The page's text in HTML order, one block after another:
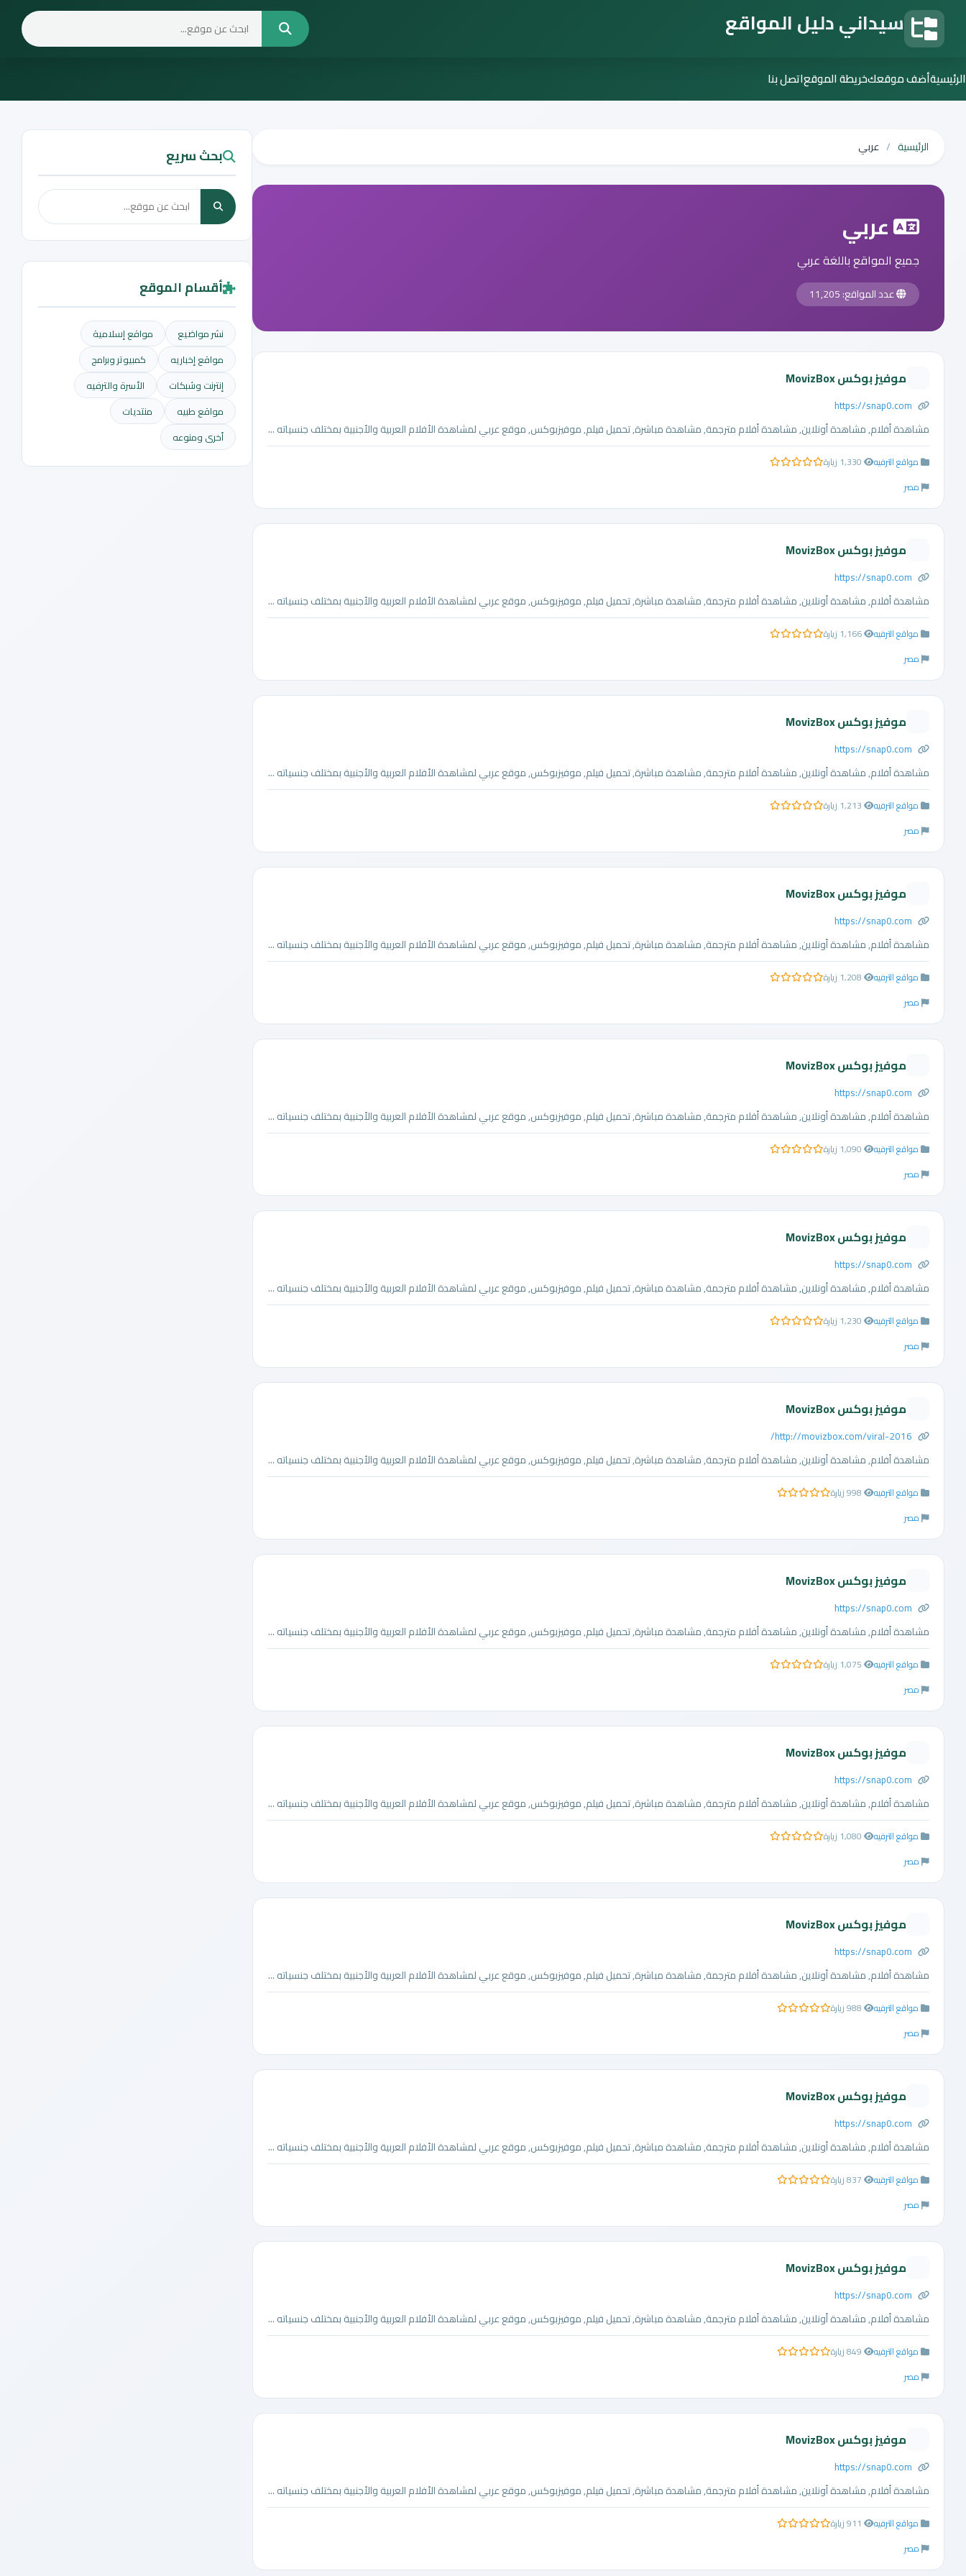
سيداني دليل المواقع
الرئيسيةأضف موقعكخريطة الموقعاتصل بنا
الرئيسية عربي
عربي
جميع المواقع باللغة عربي
عدد المواقع: 11,205
موفيز بوكس MovizBox
https://snap0.com
مشاهدة أفلام, مشاهدة أونلاين, مشاهدة أفلام مترجمة, مشاهدة مباشرة, تحميل فيلم, موفيزبوكس, موقع عربي لمشاهدة الأفلام العربية والأجنبية بمختلف جنسياته ...
مواقع الترفيه 0.0 من 5 نجوم
مصر
موفيز بوكس MovizBox
https://snap0.com
مشاهدة أفلام, مشاهدة أونلاين, مشاهدة أفلام مترجمة, مشاهدة مباشرة, تحميل فيلم, موفيزبوكس, موقع عربي لمشاهدة الأفلام العربية والأجنبية بمختلف جنسياته ...
مواقع الترفيه 0.0 من 5 نجوم
مصر
موفيز بوكس MovizBox
https://snap0.com
مشاهدة أفلام, مشاهدة أونلاين, مشاهدة أفلام مترجمة, مشاهدة مباشرة, تحميل فيلم, موفيزبوكس, موقع عربي لمشاهدة الأفلام العربية والأجنبية بمختلف جنسياته ...
مواقع الترفيه 0.0 من 5 نجوم
مصر
موفيز بوكس MovizBox
https://snap0.com
مشاهدة أفلام, مشاهدة أونلاين, مشاهدة أفلام مترجمة, مشاهدة مباشرة, تحميل فيلم, موفيزبوكس, موقع عربي لمشاهدة الأفلام العربية والأجنبية بمختلف جنسياته ...
مواقع الترفيه 0.0 من 5 نجوم
مصر
موفيز بوكس MovizBox
https://snap0.com
مشاهدة أفلام, مشاهدة أونلاين, مشاهدة أفلام مترجمة, مشاهدة مباشرة, تحميل فيلم, موفيزبوكس, موقع عربي لمشاهدة الأفلام العربية والأجنبية بمختلف جنسياته ...
مواقع الترفيه 0.0 من 5 نجوم
مصر
موفيز بوكس MovizBox
https://snap0.com
مشاهدة أفلام, مشاهدة أونلاين, مشاهدة أفلام مترجمة, مشاهدة مباشرة, تحميل فيلم, موفيزبوكس, موقع عربي لمشاهدة الأفلام العربية والأجنبية بمختلف جنسياته ...
مواقع الترفيه 0.0 من 5 نجوم
مصر
موفيز بوكس MovizBox
http://movizbox.com/viral-2016/
مشاهدة أفلام, مشاهدة أونلاين, مشاهدة أفلام مترجمة, مشاهدة مباشرة, تحميل فيلم, موفيزبوكس, موقع عربي لمشاهدة الأفلام العربية والأجنبية بمختلف جنسياته ...
مواقع الترفيه 0.0 من 5 نجوم
مصر
موفيز بوكس MovizBox
https://snap0.com
مشاهدة أفلام, مشاهدة أونلاين, مشاهدة أفلام مترجمة, مشاهدة مباشرة, تحميل فيلم, موفيزبوكس, موقع عربي لمشاهدة الأفلام العربية والأجنبية بمختلف جنسياته ...
مواقع الترفيه 0.0 من 5 نجوم
مصر
موفيز بوكس MovizBox
https://snap0.com
مشاهدة أفلام, مشاهدة أونلاين, مشاهدة أفلام مترجمة, مشاهدة مباشرة, تحميل فيلم, موفيزبوكس, موقع عربي لمشاهدة الأفلام العربية والأجنبية بمختلف جنسياته ...
مواقع الترفيه 0.0 من 5 نجوم
مصر
موفيز بوكس MovizBox
https://snap0.com
مشاهدة أفلام, مشاهدة أونلاين, مشاهدة أفلام مترجمة, مشاهدة مباشرة, تحميل فيلم, موفيزبوكس, موقع عربي لمشاهدة الأفلام العربية والأجنبية بمختلف جنسياته ...
مواقع الترفيه 0.0 من 5 نجوم
مصر
موفيز بوكس MovizBox
https://snap0.com
مشاهدة أفلام, مشاهدة أونلاين, مشاهدة أفلام مترجمة, مشاهدة مباشرة, تحميل فيلم, موفيزبوكس, موقع عربي لمشاهدة الأفلام العربية والأجنبية بمختلف جنسياته ...
مواقع الترفيه 0.0 من 5 نجوم
مصر
موفيز بوكس MovizBox
https://snap0.com
مشاهدة أفلام, مشاهدة أونلاين, مشاهدة أفلام مترجمة, مشاهدة مباشرة, تحميل فيلم, موفيزبوكس, موقع عربي لمشاهدة الأفلام العربية والأجنبية بمختلف جنسياته ...
مواقع الترفيه 0.0 من 5 نجوم
مصر
موفيز بوكس MovizBox
https://snap0.com
مشاهدة أفلام, مشاهدة أونلاين, مشاهدة أفلام مترجمة, مشاهدة مباشرة, تحميل فيلم, موفيزبوكس, موقع عربي لمشاهدة الأفلام العربية والأجنبية بمختلف جنسياته ...
مواقع الترفيه 0.0 من 5 نجوم
مصر
بحث سريع
أقسام الموقع
نشر مواضيع
مواقع إسلامية
مواقع إخباريه
كمبيوتر وبرامج
إنترنت وشبكات
الأسرة والترفيه
مواقع طبيه
منتديات
أخرى ومنوعه